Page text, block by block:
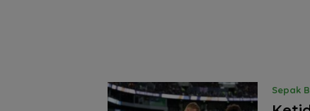
Sepak